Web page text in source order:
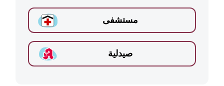
مستشفى
صيدلية